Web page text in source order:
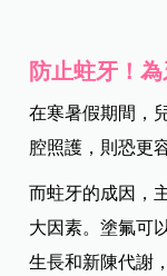
防止蛀牙！
在寒暑假期間，
腔照護，則恐更
而蛀牙的成因，
大因素。塗氟可
生長和新陳代謝